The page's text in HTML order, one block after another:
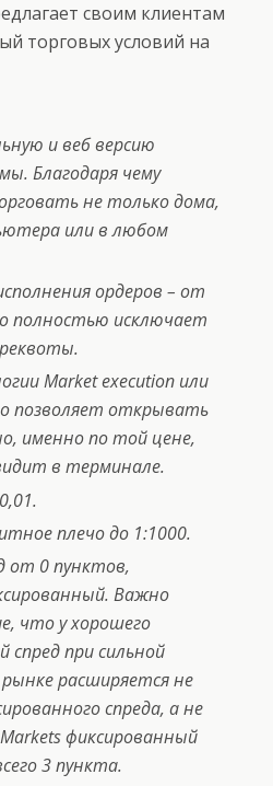
своим клиентам
торговых условий на
и веб версию
Благодаря чему
не только дома,
или в любом
ордеров – от
полностью исключает
Market execution или
позволяет открывать
именно по той цене,
в терминале.
плечо до 1:1000.
от 0 пунктов,
Важно
что у хорошего
спред при сильной
расширяется не
спреда, а не
фиксированный
3 пункта.